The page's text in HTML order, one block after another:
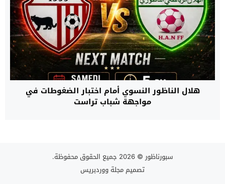
هلال الناظور النسوي أمام اختبار الضغوطات في
مواجهة شباب تراست
سبورناظور© 2026 جميع الحقوق محفوظة.
تصميممجلة ووردبريس